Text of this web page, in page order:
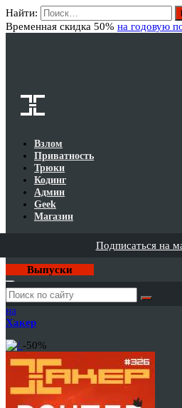
Найти:
Временная скидка 50% на годовую
Взлом
Приватность
Трюки
Кодинг
Админ
Geek
Магазин
Подписаться на
Выпуски
Годовая
подписка
на
Хакер
-50%